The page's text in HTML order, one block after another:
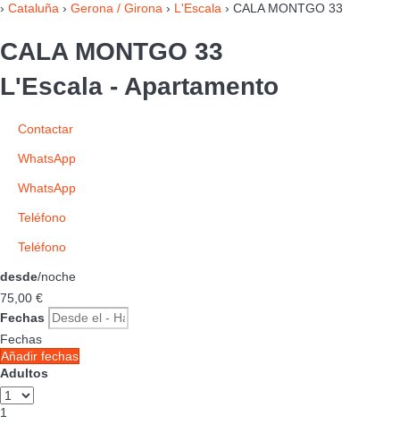
› Cataluña › Gerona / Girona › L'Escala › CALA MONTGO 33
CALA MONTGO 33
L'Escala - Apartamento
Contactar
WhatsApp
WhatsApp
Teléfono
Teléfono
desde/noche
75, 00 €
Fechas
Fechas
Añadir fechas
Adultos
1